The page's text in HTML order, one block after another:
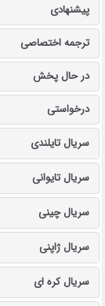
پیشنهادی
ترجمه اختصاصی
در حال پخش
درخواستی
سریال تایلندی
سریال تایوانی
سریال چینی
سریال ژاپنی
سریال کره ای